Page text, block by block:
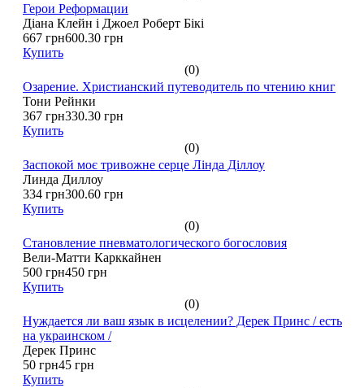
Герои Реформации
Діана Клейн і Джоел Роберт Бікі
667 грн600.30 грн
Купить
(0)
Озарение. Христианский путеводитель по чтению книг
Тони Рейнки
367 грн330.30 грн
Купить
(0)
Заспокой моє тривожне серце Лінда Діллоу
Линда Диллоу
334 грн300.60 грн
Купить
(0)
Становление пневматологического богословия
Вели-Матти Карккайнен
500 грн450 грн
Купить
(0)
Нуждается ли ваш язык в исцелении? Дерек Принс / есть
на украинском /
Дерек Принс
50 грн45 грн
Купить